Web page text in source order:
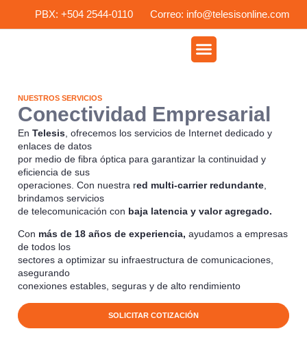
PBX: +504 2544-0110 Correo: info@telesisonline.com
NUESTROS SERVICIOS
Conectividad Empresarial
En Telesis , ofrecemos los servicios de Internet dedicado y
enlaces de datos
por medio de fibra óptica para garantizar la continuidad y
eficiencia de sus
operaciones. Con nuestra red multi-carrier redundante
brindamos servicios
de telecomunicación con baja latencia y valor agregado.
Con más de 18 años de experiencia, ayudamos a empresas
de todos los
sectores a optimizar su infraestructura de comunicaciones,
asegurando
conexiones estables, seguras y de alto rendimiento
SOLICITAR COTIZACIÓN